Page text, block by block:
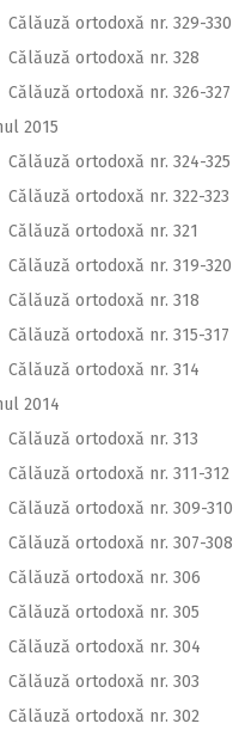
Călăuză ortodoxă nr. 329-330
Călăuză ortodoxă nr. 328
Călăuză ortodoxă nr. 326-327
2015
Călăuză ortodoxă nr. 324-325
Călăuză ortodoxă nr. 322-323
Călăuză ortodoxă nr. 321
Călăuză ortodoxă nr. 319-320
Călăuză ortodoxă nr. 318
Călăuză ortodoxă nr. 315-317
Călăuză ortodoxă nr. 314
2014
Călăuză ortodoxă nr. 313
Călăuză ortodoxă nr. 311-312
Călăuză ortodoxă nr. 309-310
Călăuză ortodoxă nr. 307-308
Călăuză ortodoxă nr. 306
Călăuză ortodoxă nr. 305
Călăuză ortodoxă nr. 304
Călăuză ortodoxă nr. 303
Călăuză ortodoxă nr. 302